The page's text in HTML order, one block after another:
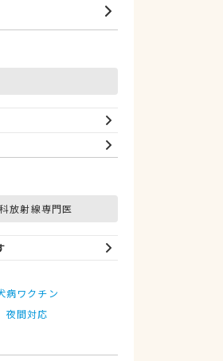
放射線専門医
病ワクチン
夜間対応